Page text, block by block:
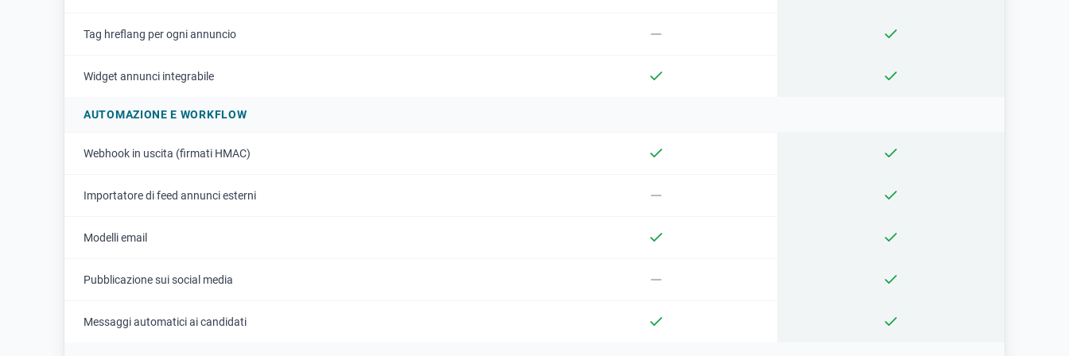
Tag hreflang per ogni annuncio
Widget annunci integrabile
AUTOMAZIONE E WORKFLOW
Webhook in uscita (firmati HMAC)
Importatore di feed annunci esterni
Modelli email
Pubblicazione sui social media
Messaggi automatici ai candidati